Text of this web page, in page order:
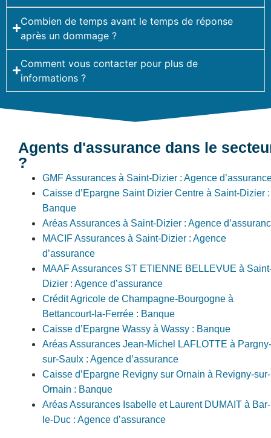
Combien de temps avant le temps de réponse
après un dommage ?
Comment vous contacter pour plus de
informations ?
Agents d'assurance dans le
?
GMF Assurances à Saint-Dizier : Agence
Caisse d’Epargne Saint Dizier Centre à Saint-Dizier :
Banque
Aréas Assurances à Saint-Dizier : Agence
MACIF Assurances à Saint-Dizier : Agence
d’assurance
MAAF Assurances ST ETIENNE BELLEVUE à
Dizier : Agence d’assurance
Crédit Agricole de Champagne-Bourgogne à
Bettancourt-la-Ferrée : Banque
Caisse d’Epargne Wassy à Wassy : Banque
Aréas Assurances Jean-Michel LAFLOTTE à Pargny-
sur-Saulx : Agence d’assurance
Caisse d’Epargne Revigny sur Ornain à Revigny-sur-
Ornain : Banque
Aréas Assurances Isabelle et Laurent DUMAIT à Bar-
le-Duc : Agence d’assurance